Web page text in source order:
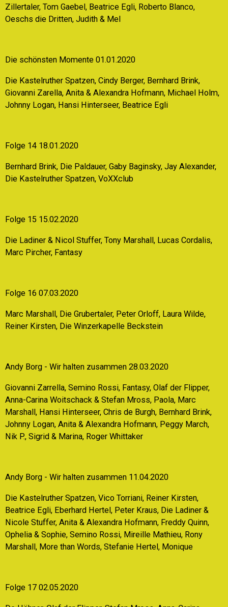
Zillertaler, Tom Gaebel, Beatrice Egli, Roberto Blanco,
Oeschs die Dritten, Judith & Mel
Die schönsten Momente 01.01.2020
Die Kastelruther Spatzen, Cindy Berger, Bernhard Brink,
Giovanni Zarella, Anita & Alexandra Hofmann, Michael Holm,
Johnny Logan, Hansi Hinterseer, Beatrice Egli
Folge 14 18.01.2020
Bernhard Brink, Die Paldauer, Gaby Baginsky, Jay Alexander,
Die Kastelruther Spatzen, VoXXclub
Folge 15 15.02.2020
Die Ladiner & Nicol Stuffer, Tony Marshall, Lucas Cordalis,
Marc Pircher, Fantasy
Folge 16 07.03.2020
Marc Marshall, Die Grubertaler, Peter Orloff, Laura Wilde,
Reiner Kirsten, Die Winzerkapelle Beckstein
Andy Borg - Wir halten zusammen 28.03.2020
Giovanni Zarrella, Semino Rossi, Fantasy, Olaf der Flipper,
Anna-Carina Woitschack & Stefan Mross, Paola, Marc
Marshall, Hansi Hinterseer, Chris de Burgh, Bernhard Brink,
Johnny Logan, Anita & Alexandra Hofmann, Peggy March,
Nik P., Sigrid & Marina, Roger Whittaker
Andy Borg - Wir halten zusammen 11.04.2020
Die Kastelruther Spatzen, Vico Torriani, Reiner Kirsten,
Beatrice Egli, Eberhard Hertel, Peter Kraus, Die Ladiner &
Nicole Stuffer, Anita & Alexandra Hofmann, Freddy Quinn,
Ophelia & Sophie, Semino Rossi, Mireille Mathieu, Rony
Marshall, More than Words, Stefanie Hertel, Monique
Folge 17 02.05.2020